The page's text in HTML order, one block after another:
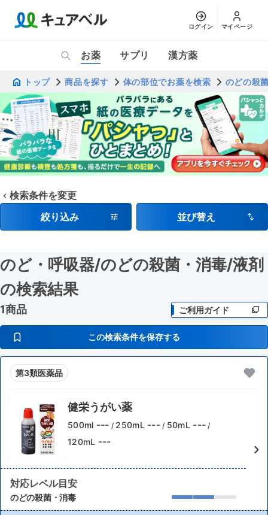
ログイン マイページ
お薬 サプリ 漢方薬
トップ 商品を探す 体の部位でお薬を検索 のどの殺
検索条件を変更
絞り込み
並び替え
のど・呼吸器/のどの殺菌・消毒/液剤
の検索結果
1商品 ご利用ガイド
この検索条件を保存する
第3類医薬品
健栄うがい薬
500ml --- / 250mL --- / 50mL --- /
120mL ---
対応レベル目安
のどの殺菌・消毒